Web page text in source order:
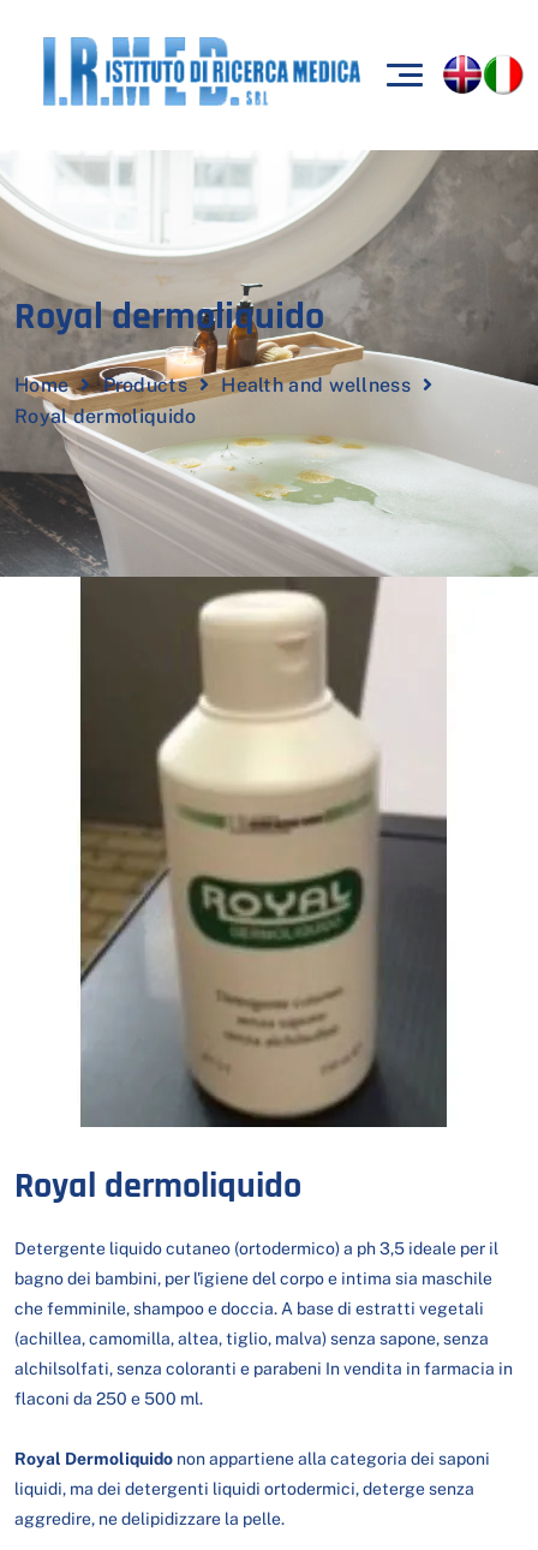
Royal dermoliquido
Home Products
Health and wellness
Royal dermoliquido
Royal dermoliquido
Detergente liquido cutaneo (ortodermico) a ph 3,5 ideale per il
bagno dei bambini, per l'igiene del corpo e intima sia maschile
che femminile, shampoo e doccia. A base di estratti vegetali
(achillea, camomilla, altea, tiglio, malva) senza sapone, senza
alchilsolfati, senza coloranti e parabeni In vendita in farmacia in
flaconi da 250 e 500 ml.
Royal Dermoliquido non appartiene alla categoria dei saponi
liquidi, ma dei detergenti liquidi ortodermici, deterge senza
aggredire, ne delipidizzare la pelle.